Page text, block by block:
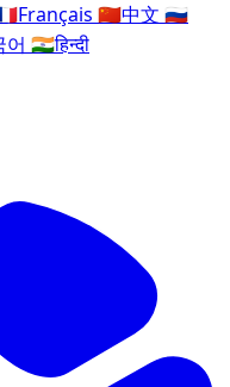
Français 🇨🇳中文 🇷🇺
어 🇮🇳हिन्दी